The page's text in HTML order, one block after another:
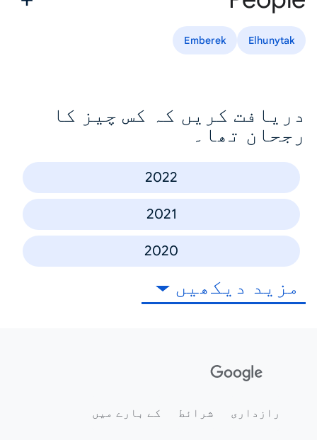
Elhunytak
Emberek
دریافت کریں کہ کس چیز کا
رجحان تھا۔
2022
2021
2020
مزید دیکھیں
رازداری شرائط کے بارے میں